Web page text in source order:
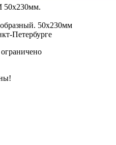
50x230мм.
50х230мм
Петербурге